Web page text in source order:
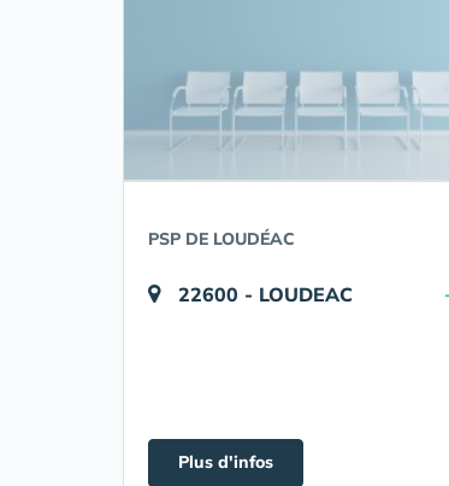
PSP DE LOUDÉAC
22600 - LOUDEAC
Plus d'infos